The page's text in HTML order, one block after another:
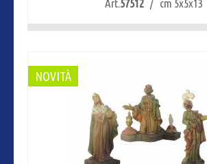
Art.57512/ cm 5x5x13
NOVITÀ